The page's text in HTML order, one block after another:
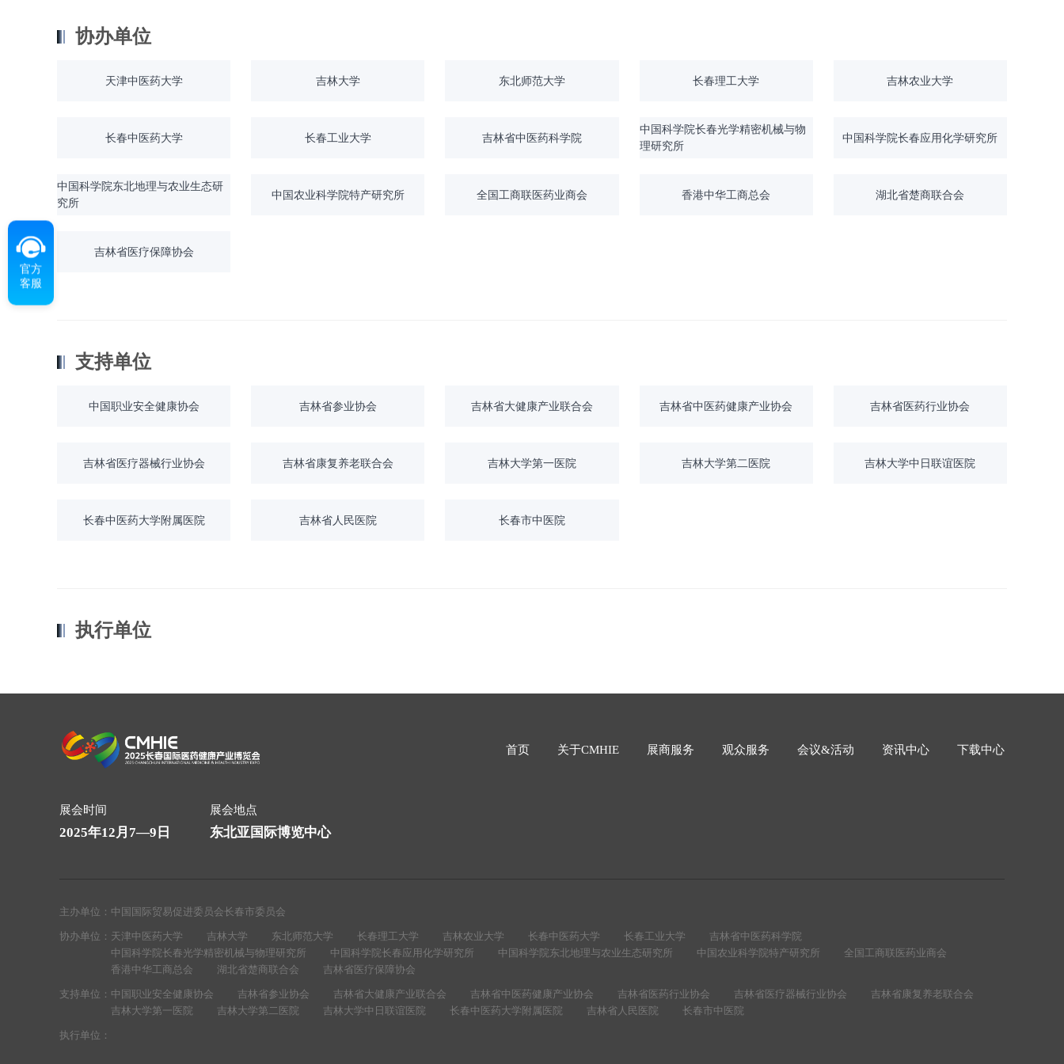
协办单位
天津中医药大学 吉林大学 东北师范大学 长春理工大学 吉林农业大学
长春中医药大学 长春工业大学 吉林省中医药科学院
中国科学院长春光学精密机械与物
理研究所
中国科学院长春应用化学研究所
中国科学院东北地理与农业生态研
究所
中国农业科学院特产研究所 全国工商联医药业商会 香港中华工商总会 湖北省楚商联合会
吉林省医疗保障协会
支持单位
中国职业安全健康协会 吉林省参业协会 吉林省大健康产业联合会 吉林省中医药健康产业协会 吉林省医药行业协会
吉林省医疗器械行业协会 吉林省康复养老联合会 吉林大学第一医院 吉林大学第二医院 吉林大学中日联谊医院
长春中医药大学附属医院 吉林省人民医院 长春市中医院
执行单位
官方
客服
首页 关于CMHIE 展商服务 观众服务 会议&活动 资讯中心 下载中心
展会时间
2025年12月7—9日
展会地点
东北亚国际博览中心
主办单位： 中国国际贸易促进委员会长春市委员会
协办单位： 天津中医药大学 吉林大学 东北师范大学 长春理工大学 吉林农业大学 长春中医药大学 长春工业大学
吉林省中医药科学院
中国科学院长春光学精密机械与物理研究所
中国科学院长春应用化学研究所 中国科学院东北地理与农业生态研究所 中国农业科学院特产研究所
全国工商联医药业商会
香港中华工商总会
湖北省楚商联合会 吉林省医疗保障协会
支持单位： 中国职业安全健康协会 吉林省参业协会 吉林省大健康产业联合会 吉林省中医药健康产业协会 吉林省医药行业协会 吉林省医疗器械行业协会
吉林省康复养老联合会
吉林大学第一医院
吉林大学第二医院 吉林大学中日联谊医院 长春中医药大学附属医院 吉林省人民医院 长春市中医院
执行单位：